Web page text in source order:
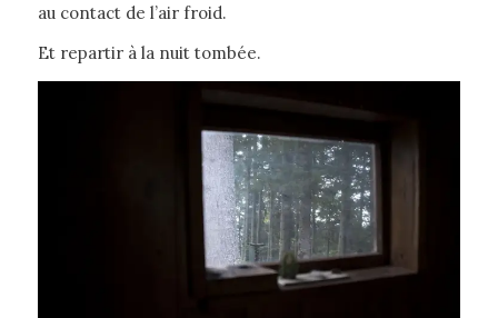
au contact de l’air froid.
Et repartir à la nuit tombée.